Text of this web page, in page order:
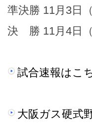
準決勝 11月3日
決 勝 11月4日
試合速報はこ
大阪ガス硬式